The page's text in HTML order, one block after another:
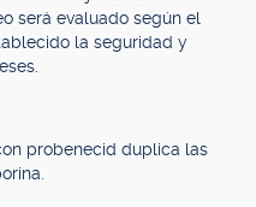
será evaluado según el
la seguridad y
probenecid duplica las